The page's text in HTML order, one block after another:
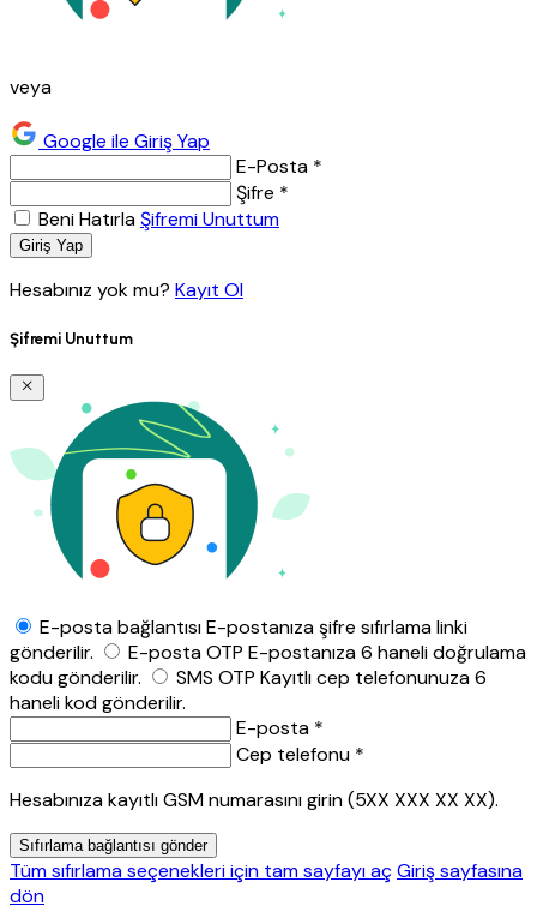
veya
Google ile Giriş Yap
E-Posta *
Şifre *
Beni HatırlaŞifremi Unuttum
Giriş Yap
Hesabınız yok mu? Kayıt Ol
Şifremi Unuttum
E-posta bağlantısıE-postanıza şifre sıfırlama linki
gönderilir.
E-posta OTP E-postanıza 6 haneli doğrulama
kodu gönderilir.
SMS OTP Kayıtlı cep telefonunuza 6
haneli kod gönderilir.
E-posta *
Cep telefonu *
Hesabınıza kayıtlı GSM numarasını girin (5XX XXX XX XX).
Sıfırlama bağlantısı gönder
Tüm sıfırlama seçenekleri için tam sayfayı açGiriş sayfasına
dön